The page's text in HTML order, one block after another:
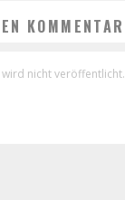
KOMMENTAR
wird nicht veröffentlicht.